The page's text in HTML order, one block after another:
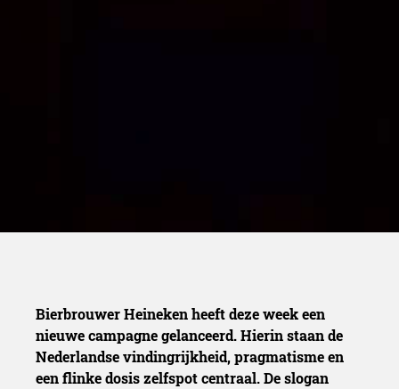
Bierbrouwer Heineken heeft deze week een
nieuwe campagne gelanceerd. Hierin staan de
Nederlandse vindingrijkheid, pragmatisme en
een flinke dosis zelfspot centraal. De slogan